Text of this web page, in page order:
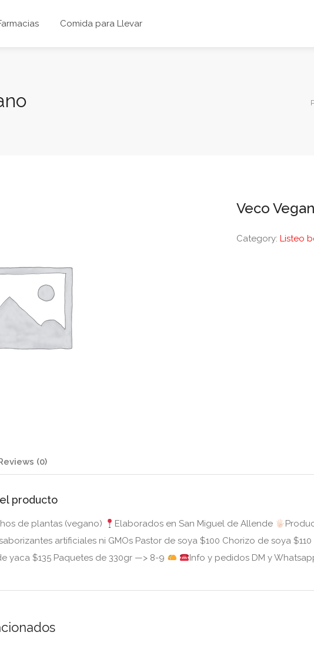
Comida para Llevar
Veco
Category:Listeo
(0)
producto
de plantas (vegano) Elaborados en San Miguel de Allende
artificiales ni GMOs Pastor de soya $100 Chorizo de soya
yaca $135 Paquetes de 330gr —> 8-9
Info y pedidos DM y